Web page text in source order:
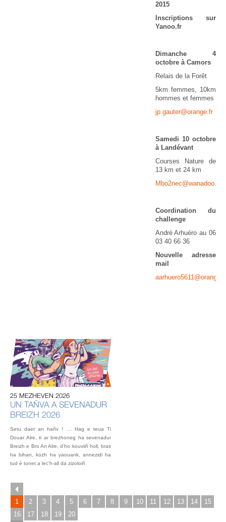
2015
Inscriptions sur
Yanoo.fr
Dimanche 4
octobre à Camors
Relais de la Forêt
5km femmes, 10km
hommes et femmes
jp.gauter@orange.fr
Samedi 10 octobre
à Landévant
Courses Nature de
13 km et 24 km
Mbo2nec@wanadoo.fr
Coordination du
challenge
André Arhuéro au 06
03 40 66 36
Nouvelle adresse
mail
aarhuero5611@orange.fr
25 MEZHEVEN 2026
UN TAÑVA A SEVENADUR
BREIZH 2026
Setu daet an hañv ! … Hag e teua Ti
Douar Alre, ti ar brezhoneg ha sevenadur
Breizh e Bro An Alre, d’ho kouviiñ holl, bras
ha bihan, kozh ha yaouank, annezidi ha
tud é tonet a lec’h-all da zizoloiñ
1 2 3 4 5 6 7 8 9 10 11 12 13 14
15
16
17 18 19 20